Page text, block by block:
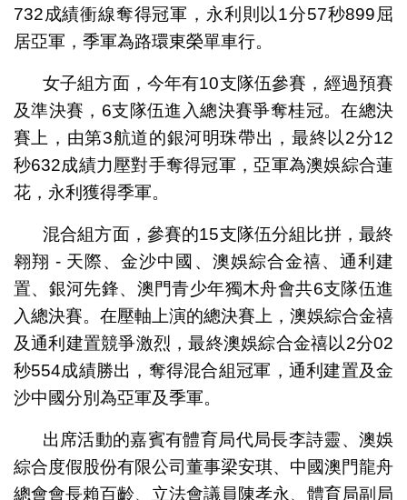
732成績衝線奪得冠軍，永利則以1分57秒899屈
居亞軍，季軍為路環東榮單車行。
女子組方面，今年有10支隊伍參賽，經過預賽
及準決賽，6支隊伍進入總決賽爭奪桂冠。在總決
賽上，由第3航道的銀河明珠帶出，最終以2分12
秒632成績力壓對手奪得冠軍，亞軍為澳娛綜合蓮
花，永利獲得季軍。
混合組方面，參賽的15支隊伍分組比拼，最終
翱翔 - 天際、金沙中國、澳娛綜合金禧、通利建
置、銀河先鋒、澳門青少年獨木舟會共6支隊伍進
入總決賽。在壓軸上演的總決賽上，澳娛綜合金禧
及通利建置競爭激烈，最終澳娛綜合金禧以2分02
秒554成績勝出，奪得混合組冠軍，通利建置及金
沙中國分別為亞軍及季軍。
出席活動的嘉賓有體育局代局長李詩靈、澳娛
綜合度假股份有限公司董事梁安琪、中國澳門龍舟
總會會長賴百齡、立法會議員陳孝永、體育局副局